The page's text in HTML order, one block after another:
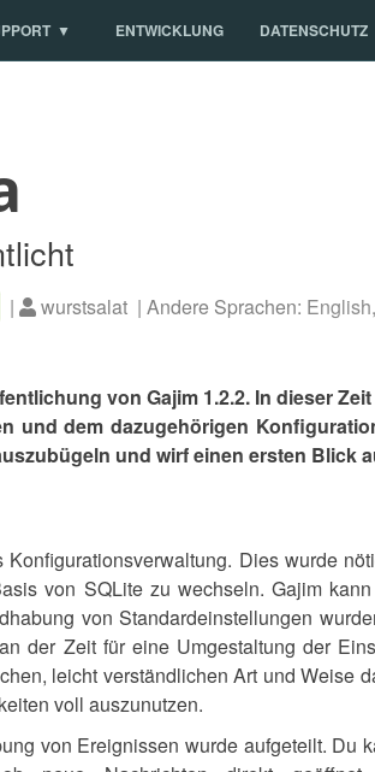
ENTWICKLUNG DATENSCHUTZ
| wurstsalat | Andere Sprachen: English,
von Gajim 1.2.2. In dieser
und dem dazugehörigen
und wirf einen ersten Blick
Dies wurde
von SQLite zu wechseln. Gajim
von Standardeinstellungen
der Zeit für eine Umgestaltung der
leicht verständlichen Art und Weise
voll auszunutzen.
von Ereignissen wurde aufgeteilt. Du